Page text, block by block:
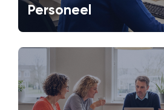
Personeel